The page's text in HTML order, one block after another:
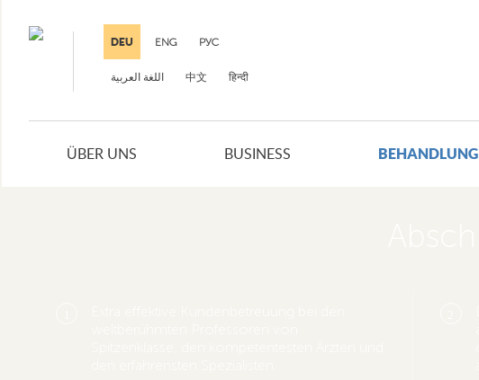
DEU ENG РУС
中文 हिन्दी
ÜBER UNS BUSINESS BEHANDLUNG